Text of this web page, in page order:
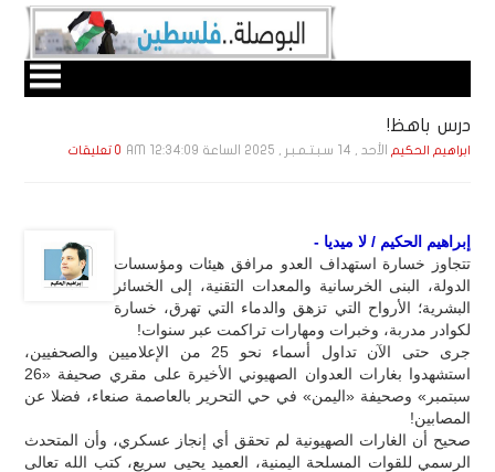
درس باهظ!
ابراهيم الحكيم الأحد , 14 سـبـتـمـبـر , 2025 الساعة 12:34:09 AM 0 تعليقات
إبراهيم الحكيم / لا ميديا -
تتجاوز خسارة استهداف العدو مرافق هيئات ومؤسسات
الدولة، البنى الخرسانية والمعدات التقنية، إلى الخسائر
البشرية؛ الأرواح التي تزهق والدماء التي تهرق، خسارة
لكوادر مدربة، وخبرات ومهارات تراكمت عبر سنوات!
جرى حتى الآن تداول أسماء نحو 25 من الإعلاميين والصحفيين،
استشهدوا بغارات العدوان الصهيوني الأخيرة على مقري صحيفة «26
سبتمبر» وصحيفة «اليمن» في حي التحرير بالعاصمة صنعاء، فضلا عن
المصابين!
صحيح أن الغارات الصهيونية لم تحقق أي إنجاز عسكري، وأن المتحدث
الرسمي للقوات المسلحة اليمنية، العميد يحيى سريع، كتب الله تعالى